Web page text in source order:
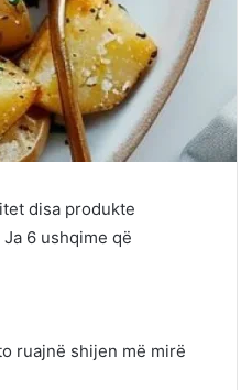
disa produkte
6 ushqime që
ruajnë shijen më mirë